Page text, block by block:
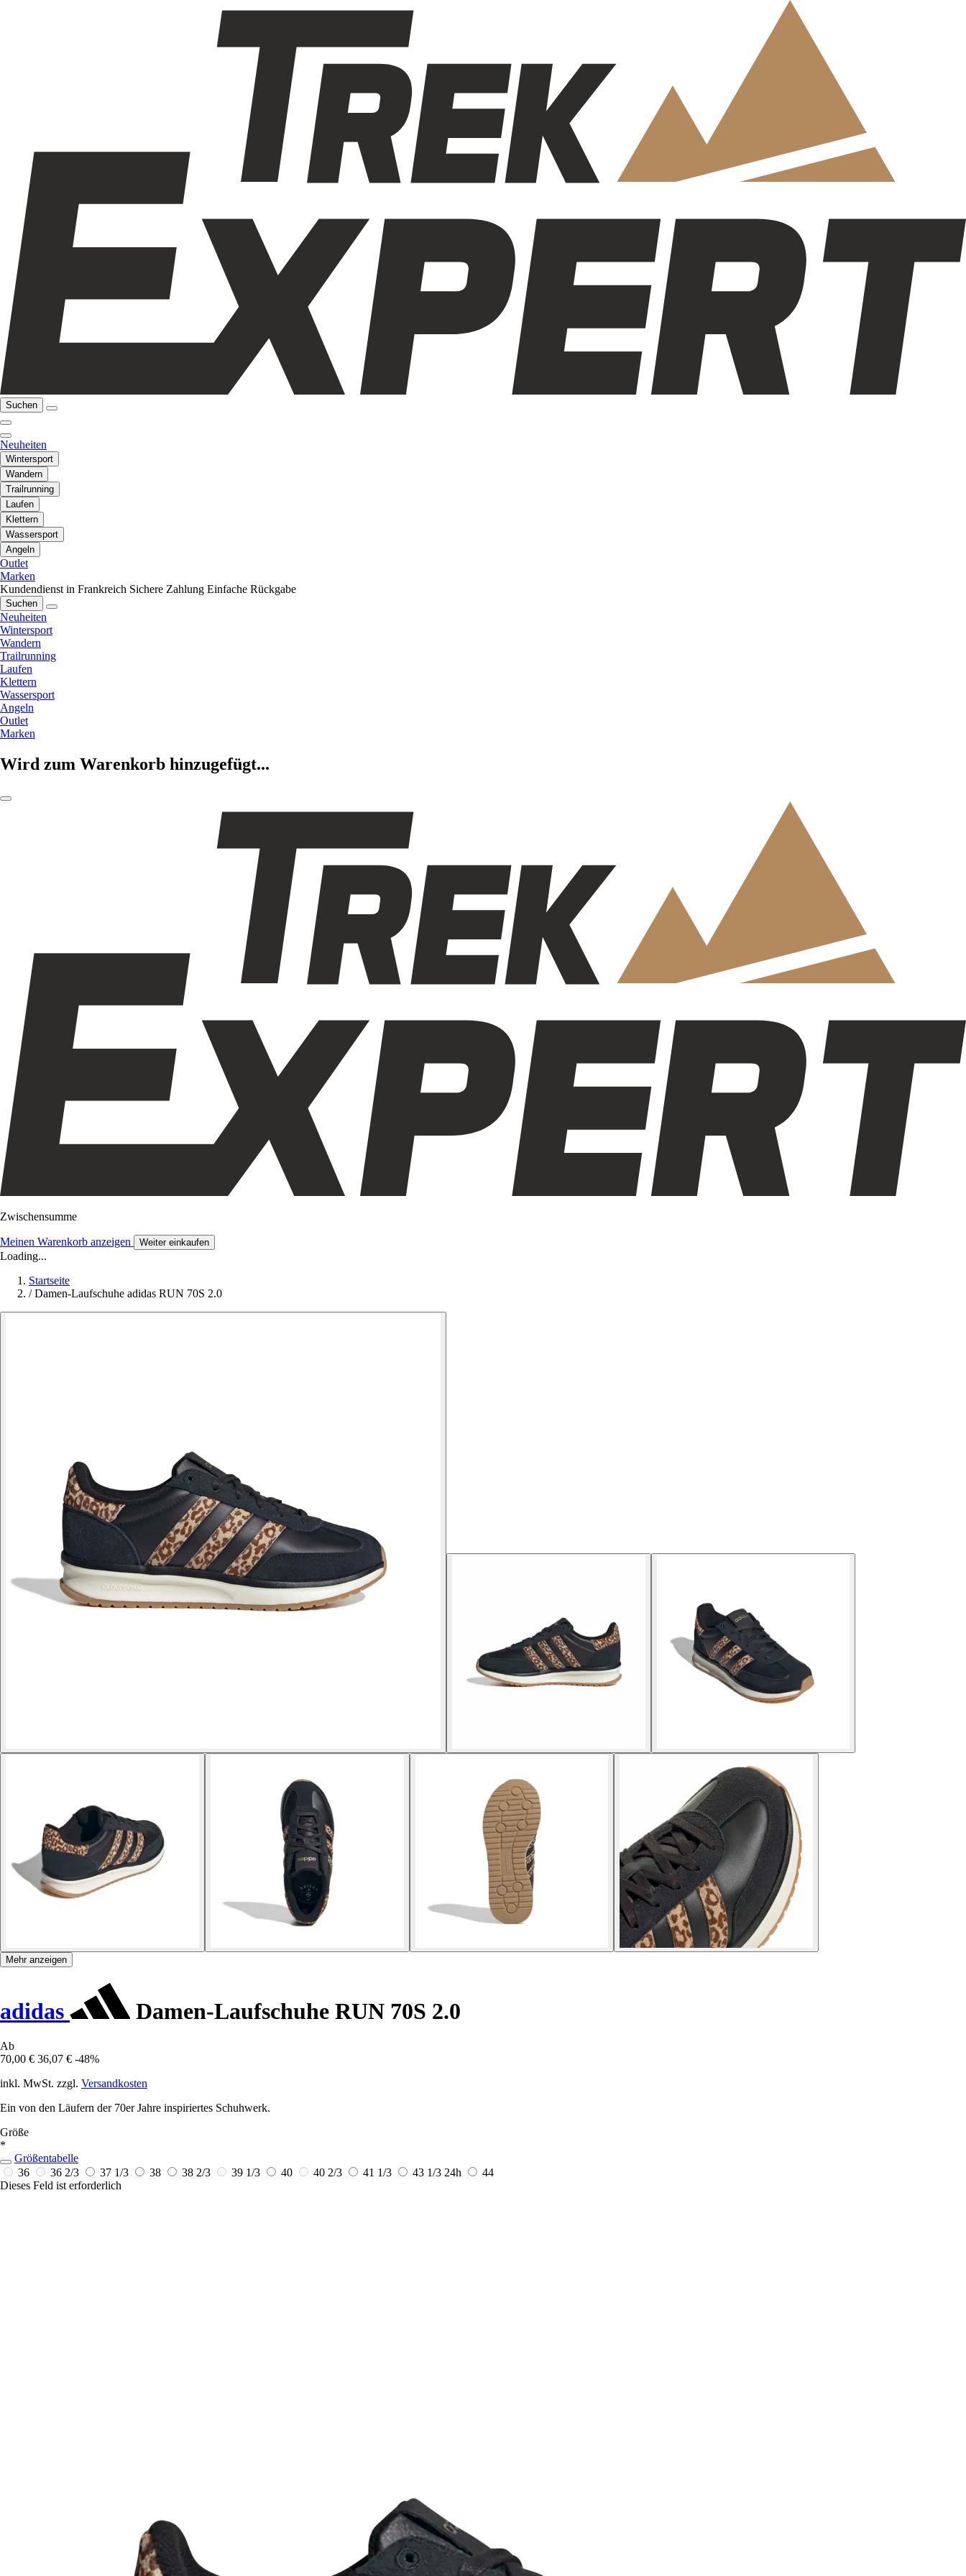
Suchen
Neuheiten
Wintersport
Wandern
Trailrunning
Laufen
Klettern
Wassersport
Angeln
Outlet
Marken
Kundendienst in Frankreich Sichere Zahlung Einfache Rückgabe
Suchen
Neuheiten
Wintersport
Wandern
Trailrunning
Laufen
Klettern
Wassersport
Angeln
Outlet
Marken
Wird zum Warenkorb hinzugefügt...
Zwischensumme
Meinen Warenkorb anzeigen Weiter einkaufen
Loading...
Startseite
/ Damen-Laufschuhe adidas RUN 70S 2.0
Mehr anzeigen
adidas Damen-Laufschuhe RUN 70S 2.0
Ab
70,00 € 36,07 € -48%
inkl. MwSt. zzgl. Versandkosten
Ein von den Läufern der 70er Jahre inspiriertes Schuhwerk.
Größe
*
Größentabelle
36
36 2/3 37 1/3 38 38 2/3 39 1/3 40 40 2/3 41 1/3 43 1/3 24h
44
Dieses Feld ist erforderlich